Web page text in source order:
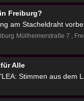
Freiburg?
am Stacheldraht
Müllheimerstraße 7
Alle
Stimmen aus dem